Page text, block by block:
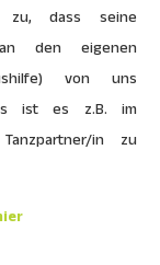
zu, dass seine
an den eigenen
von uns
ist es z.B. im
in zu